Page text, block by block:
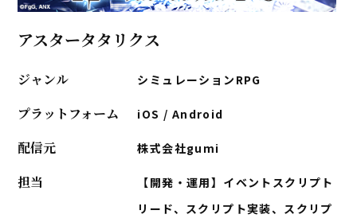
アスタータタリクス
ジャンル シミュレーションRPG
プラットフォーム iOS / Android
配信元 株式会社gumi
担当
【開発・運用】イベントスクリプト
リード、スクリプト実装、スクリプ